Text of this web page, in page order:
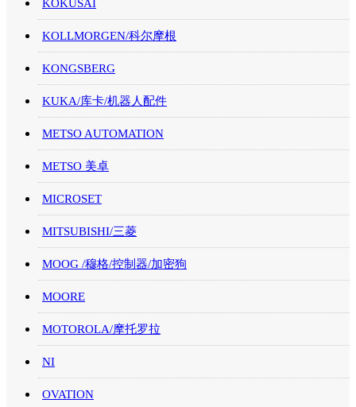
KOKUSAI
KOLLMORGEN/科尔摩根
KONGSBERG
KUKA/库卡/机器人配件
METSO AUTOMATION
METSO 美卓
MICROSET
MITSUBISHI/三菱
MOOG /穆格/控制器/加密狗
MOORE
MOTOROLA/摩托罗拉
NI
OVATION